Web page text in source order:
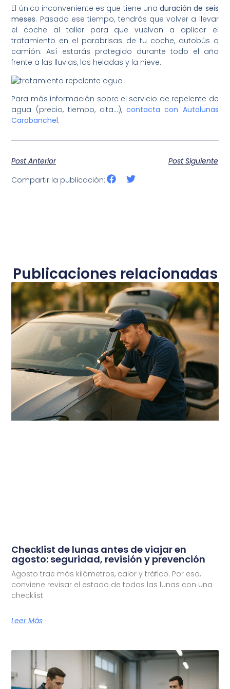
El único inconveniente es que tiene unaduración de seis
meses. Pasado ese tiempo, tendrás que volver a llevar
el coche al taller para que vuelvan a aplicar el
tratamiento en el parabrisas de tu coche, autobús o
camión. Así estarás protegido durante todo el año
frente a las lluvias, las heladas y la nieve.
Para más información sobre el servicio de repelente de
agua (precio, tiempo, cita…),contacta con Autolunas
Carabanchel.
Post Anterior
Post Siguiente
Compartir la publicación:
Publicaciones relacionadas
Checklist de lunas antes de viajar en
agosto: seguridad, revisión y prevención
Agosto trae más kilómetros, calor y tráfico. Por eso,
conviene revisar el estado de todas las lunas con una
checklist
Leer Más